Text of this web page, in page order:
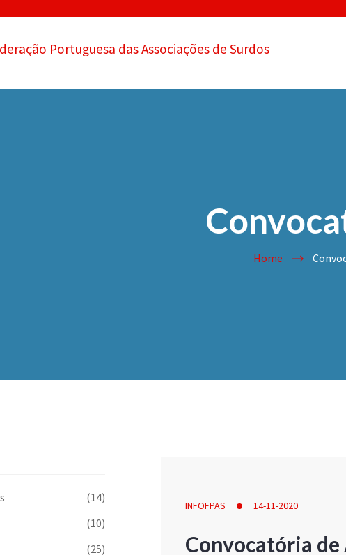
Portuguesa das Associações de Surdos
Home
INFOFPAS 14-11-2020
Convocatória de
(14)
(10)
(25)